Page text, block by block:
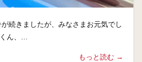
続きましたが、みなさまお元気でし
ん、…
もっと読む →